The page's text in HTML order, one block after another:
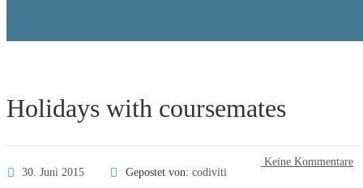
Holidays with coursemates
30. Juni 2015 Gepostet von: codiviti
Keine Kommentare